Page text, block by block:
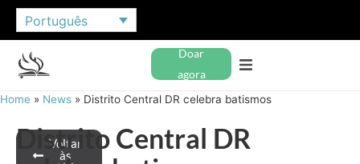
Português
Doar
agora
Home » News » Distrito Central DR celebra batismos
Voltar
às
Distrito Central DR